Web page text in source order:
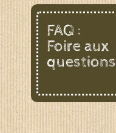
FAQ :
Foire aux
questions